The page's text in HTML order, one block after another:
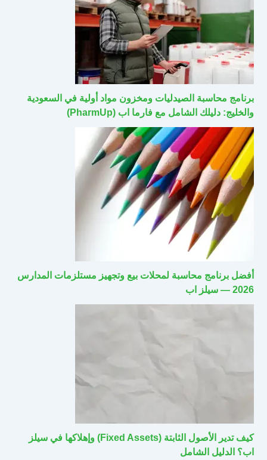
برنامج محاسبة الصيدليات ومخزون مواد أولية في السعودية
والخليج: دليلك الشامل مع فارما اب (PharmUp)
أفضل برنامج محاسبة لمحلات بيع وتجهيز مستلزمات المدارس
2026 — سيلز اب
كيف تدير الأصول الثابتة (Fixed Assets) وإهلاكها في سيلز
اب؟ الدليل الشامل